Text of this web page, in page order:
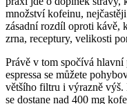
množství kofeinu,
zásadní rozdíl oproti kávě,
zrna, receptury, velikosti
Právě v tom spočívá
espressa se můžete
většího filtru i výrazně výš.
se dostane nad 400 mg